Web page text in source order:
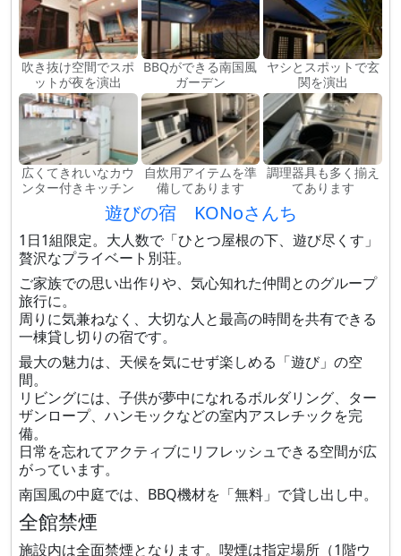
吹き抜け空間でスポ
ットが夜を演出
BBQができる南国風
ガーデン
ヤシとスポットで玄
関を演出
広くてきれいなカウ
ンター付きキッチン
自炊用アイテムを準
備してあります
調理器具も多く揃え
てあります
遊びの宿 KONoさんち
1日1組限定。大人数で「ひとつ屋根の下、遊び尽くす」
贅沢なプライベート別荘。
ご家族での思い出作りや、気心知れた仲間とのグループ
旅行に。
周りに気兼ねなく、大切な人と最高の時間を共有できる
一棟貸し切りの宿です。
最大の魅力は、天候を気にせず楽しめる「遊び」の空
間。
リビングには、子供が夢中になれるボルダリング、ター
ザンロープ、ハンモックなどの室内アスレチックを完
備。
日常を忘れてアクティブにリフレッシュできる空間が広
がっています。
南国風の中庭では、BBQ機材を「無料」で貸し出し中。
全館禁煙
施設内は全面禁煙となります。喫煙は指定場所（1階ウ